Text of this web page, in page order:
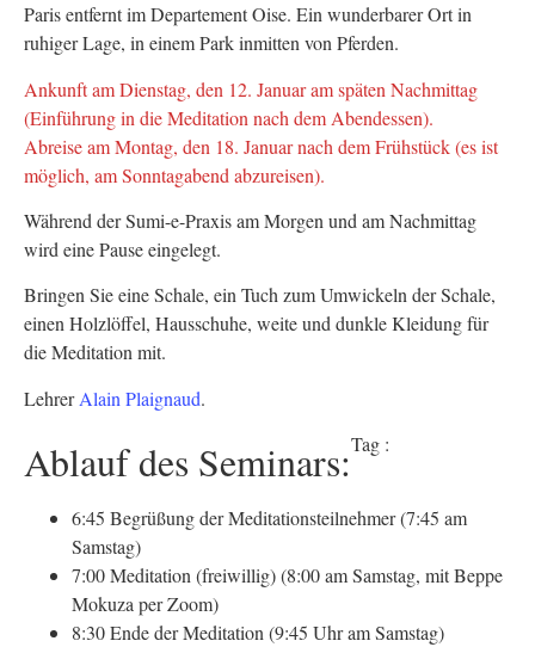
Paris entfernt im Departement Oise. Ein wunderbarer Ort in
ruhiger Lage, in einem Park inmitten von Pferden.
Ankunft am Dienstag, den 12. Januar am späten Nachmittag
(Einführung in die Meditation nach dem Abendessen).
Abreise am Montag, den 18. Januar nach dem Frühstück (es ist
möglich, am Sonntagabend abzureisen).
Während der Sumi-e-Praxis am Morgen und am Nachmittag
wird eine Pause eingelegt.
Bringen Sie eine Schale, ein Tuch zum Umwickeln der Schale,
einen Holzlöffel, Hausschuhe, weite und dunkle Kleidung für
die Meditation mit.
LehrerAlain Plaignaud.
Ablauf des Seminars:Tag :
6:45 Begrüßung der Meditationsteilnehmer (7:45 am
Samstag)
7:00 Meditation (freiwillig) (8:00 am Samstag, mit Beppe
Mokuza per Zoom)
8:30 Ende der Meditation (9:45 Uhr am Samstag)